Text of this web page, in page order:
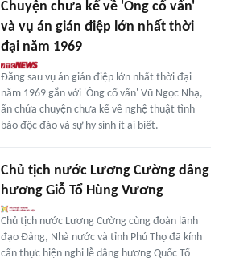
Chuyện chưa kể về 'Ông cố vấn'
và vụ án gián điệp lớn nhất thời
đại năm 1969
Đằng sau vụ án gián điệp lớn nhất thời đại
năm 1969 gắn với 'Ông cố vấn' Vũ Ngọc Nhạ,
ẩn chứa chuyện chưa kể về nghệ thuật tình
báo độc đáo và sự hy sinh ít ai biết.
Chủ tịch nước Lương Cường dâng
hương Giỗ Tổ Hùng Vương
Chủ tịch nước Lương Cường cùng đoàn lãnh
đạo Đảng, Nhà nước và tỉnh Phú Thọ đã kính
cẩn thực hiện nghi lễ dâng hương Quốc Tổ